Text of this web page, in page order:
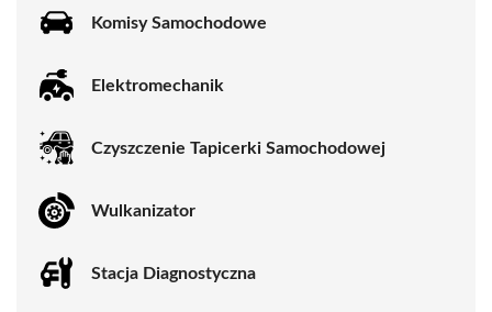
Komisy Samochodowe
Elektromechanik
Czyszczenie Tapicerki Samochodowej
Wulkanizator
Stacja Diagnostyczna